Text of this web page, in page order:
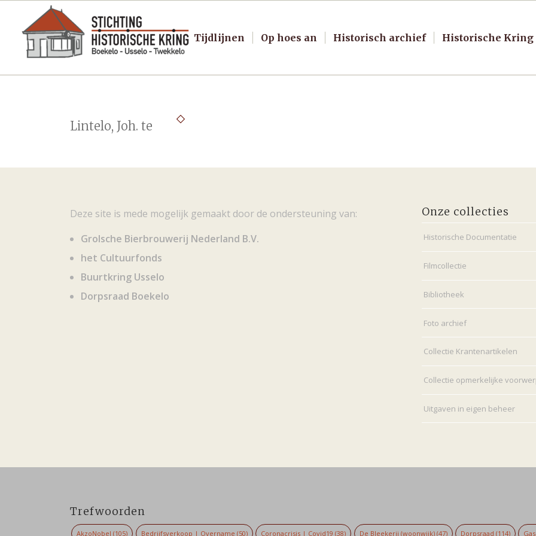
Tijdlijnen Op hoes an Historisch archief Historische Kring
Lintelo, Joh. te
Deze site is mede mogelijk gemaakt door de ondersteuning van:
Grolsche Bierbrouwerij Nederland B.V.
het Cultuurfonds
Buurtkring Usselo
Dorpsraad Boekelo
Onze collecties
Historische Documentatie
Filmcollectie
Bibliotheek
Foto archief
Collectie Krantenartikelen
Collectie opmerkelijke
Uitgaven in eigen beheer
Trefwoorden
AkzoNobel (105) Bedrijfsverkoop | Overname (50) Coronacrisis | Covid19 (38) De Bleekerij (woonwijk)(47) Dorpsraad (114)